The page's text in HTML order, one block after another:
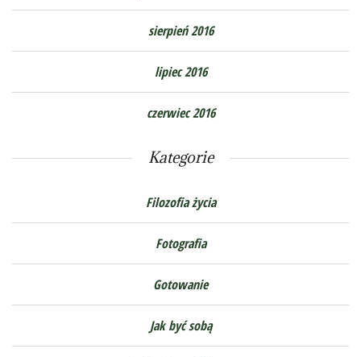
sierpień 2016
lipiec 2016
czerwiec 2016
Kategorie
Filozofia życia
Fotografia
Gotowanie
Jak być sobą